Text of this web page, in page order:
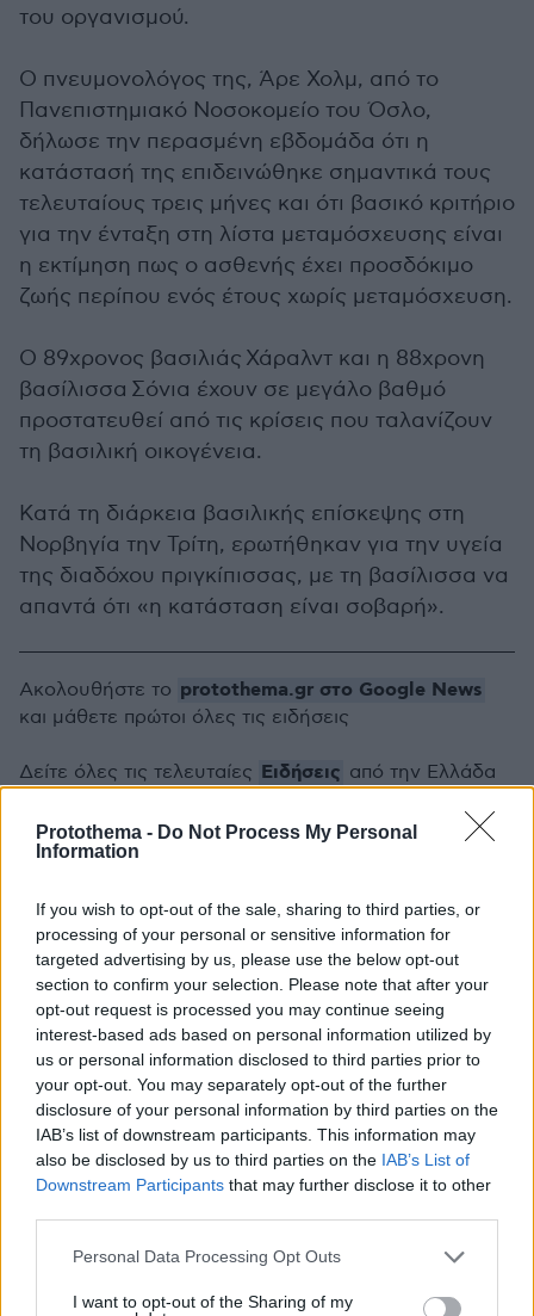
Protothema - Do Not Process My Personal
Information
If you wish to opt-out of the sale, sharing to third parties, or
processing of your personal or sensitive information for
targeted advertising by us, please use the below opt-out
section to confirm your selection. Please note that after your
opt-out request is processed you may continue seeing
interest-based ads based on personal information utilized by
us or personal information disclosed to third parties prior to
your opt-out. You may separately opt-out of the further
disclosure of your personal information by third parties on the
IAB’s list of downstream participants. This information may
also be disclosed by us to third parties on the IAB’s List of
Downstream Participants that may further disclose it to other
Please note that this website/app uses one or more Google
not limited to your visit or usage behaviour. You may click to
Personal Data Processing Opt Outs
I want to opt-out of the Sharing of my
του οργανισμού.
Ο πνευμονολόγος της, Άρε Χολμ, από το
Πανεπιστημιακό Νοσοκομείο του Όσλο,
δήλωσε την περασμένη εβδομάδα ότι η
κατάστασή της επιδεινώθηκε σημαντικά τους
τελευταίους τρεις μήνες και ότι βασικό κριτήριο
για την ένταξη στη λίστα μεταμόσχευσης είναι
η εκτίμηση πως ο ασθενής έχει προσδόκιμο
ζωής περίπου ενός έτους χωρίς μεταμόσχευση.
Ο 89χρονος βασιλιάς Χάραλντ και η 88χρονη
βασίλισσα Σόνια έχουν σε μεγάλο βαθμό
προστατευθεί από τις κρίσεις που ταλανίζουν
τη βασιλική οικογένεια.
Κατά τη διάρκεια βασιλικής επίσκεψης στη
Νορβηγία την Τρίτη, ερωτήθηκαν για την υγεία
της διαδόχου πριγκίπισσας, με τη βασίλισσα να
απαντά ότι «η κατάσταση είναι σοβαρή».
Σχετικά Άρθρα
Ακολουθήστε το protothema.gr στο Google News
και μάθετε πρώτοι όλες τις ειδήσεις
Δείτε όλες τις τελευταίες Ειδήσεις από την Ελλάδα
Protothema.gr